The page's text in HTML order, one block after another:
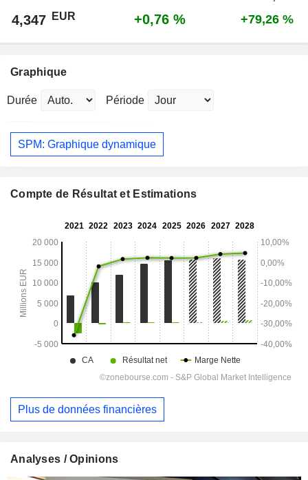
4,347 EUR +0,76 % +79,26 %
Graphique
Durée Période
SPM: Graphique dynamique
Compte de Résultat et Estimations
Plus de données financières
Analyses / Opinions